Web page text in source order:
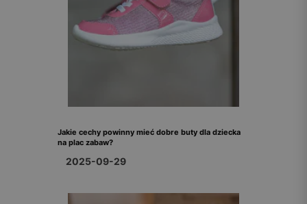
Jakie cechy powinny mieć dobre buty dla dziecka
na plac zabaw?
2025-09-29